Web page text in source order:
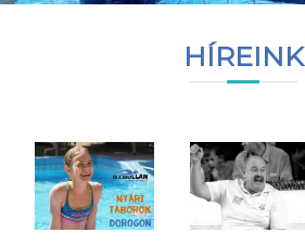
HÍREINK